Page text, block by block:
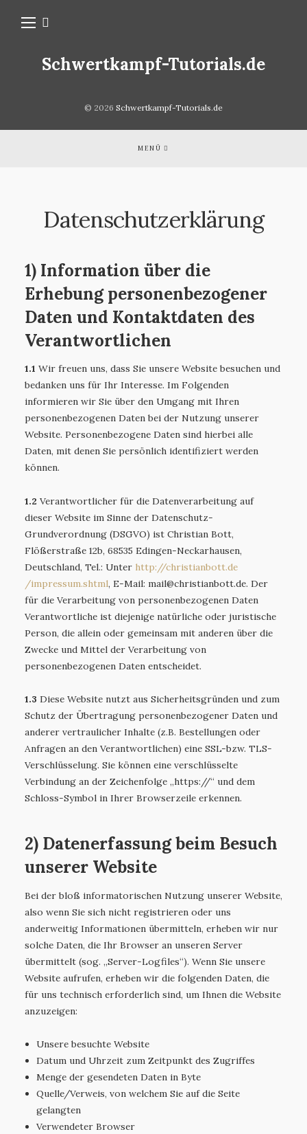
Schwertkampf-Tutorials.de
© 2026 Schwertkampf-Tutorials.de
MENÜ
Datenschutzerklärung
1) Information über die
Erhebung personenbezogener
Daten und Kontaktdaten des
Verantwortlichen
1.1 Wir freuen uns, dass Sie unsere Website besuchen und
bedanken uns für Ihr Interesse. Im Folgenden
informieren wir Sie über den Umgang mit Ihren
personenbezogenen Daten bei der Nutzung unserer
Website. Personenbezogene Daten sind hierbei alle
Daten, mit denen Sie persönlich identifiziert werden
können.
1.2 Verantwortlicher für die Datenverarbeitung auf
dieser Website im Sinne der Datenschutz-
Grundverordnung (DSGVO) ist Christian Bott,
Flößerstraße 12b, 68535 Edingen-Neckarhausen,
Deutschland, Tel.: Unter http://christianbott.de
/impressum.shtml, E-Mail: mail@christianbott.de. Der
für die Verarbeitung von personenbezogenen Daten
Verantwortliche ist diejenige natürliche oder juristische
Person, die allein oder gemeinsam mit anderen über die
Zwecke und Mittel der Verarbeitung von
personenbezogenen Daten entscheidet.
1.3 Diese Website nutzt aus Sicherheitsgründen und zum
Schutz der Übertragung personenbezogener Daten und
anderer vertraulicher Inhalte (z.B. Bestellungen oder
Anfragen an den Verantwortlichen) eine SSL-bzw. TLS-
Verschlüsselung. Sie können eine verschlüsselte
Verbindung an der Zeichenfolge „https://“ und dem
Schloss-Symbol in Ihrer Browserzeile erkennen.
2) Datenerfassung beim Besuch
unserer Website
Bei der bloß informatorischen Nutzung unserer Website,
also wenn Sie sich nicht registrieren oder uns
anderweitig Informationen übermitteln, erheben wir nur
solche Daten, die Ihr Browser an unseren Server
übermittelt (sog. „Server-Logfiles“). Wenn Sie unsere
Website aufrufen, erheben wir die folgenden Daten, die
für uns technisch erforderlich sind, um Ihnen die Website
anzuzeigen:
Unsere besuchte Website
Datum und Uhrzeit zum Zeitpunkt des Zugriffes
Menge der gesendeten Daten in Byte
Quelle/Verweis, von welchem Sie auf die Seite
gelangten
Verwendeter Browser